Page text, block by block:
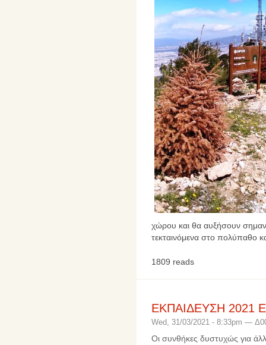
χώρου και θα αυξήσουν
τεκταινόμενα στο πολύπαθο
1809 reads
ΕΚΠΑΙΔΕΥΣΗ 2021
Wed, 31/03/2021 - 8:33pm —
Οι συνθήκες δυστυχώς για